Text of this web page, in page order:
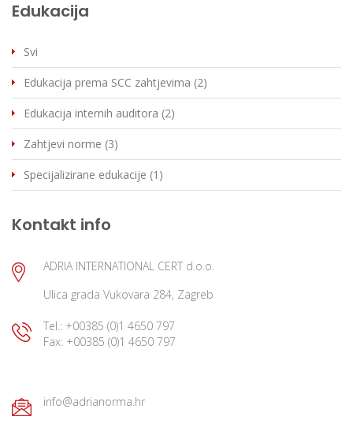
Edukacija
Svi
Edukacija prema SCC zahtjevima (2)
Edukacija internih auditora (2)
Zahtjevi norme (3)
Specijalizirane edukacije (1)
Kontakt info
ADRIA INTERNATIONAL CERT d.o.o.
Ulica grada Vukovara 284, Zagreb
Tel.: +00385 (0)1 4650 797
Fax: +00385 (0)1 4650 797
info@adrianorma.hr